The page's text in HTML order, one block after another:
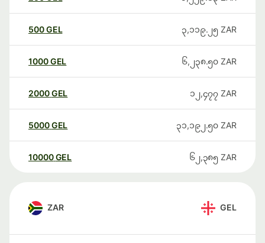
500GEL ၃,၁၁၉.၂၅ ZAR
1000GEL ၆,၂၃၈.၅၀ ZAR
2000GEL ၁၂,၄၇၇ ZAR
5000GEL ၃၁,၁၉၂.၅၀ ZAR
10000 GEL ၆၂,၃၈၅ ZAR
ZAR GEL